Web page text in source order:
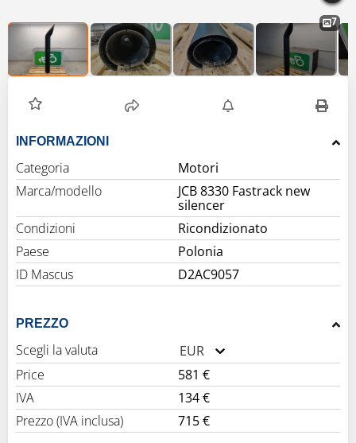
7
INFORMAZIONI
Categoria
Motori
Marca/modello
JCB 8330 Fastrack new
silencer
Condizioni
Ricondizionato
Paese
Polonia
ID Mascus
D2AC9057
PREZZO
Scegli la valuta
EUR
Price
581 €
IVA
134 €
Prezzo (IVA inclusa)
715 €